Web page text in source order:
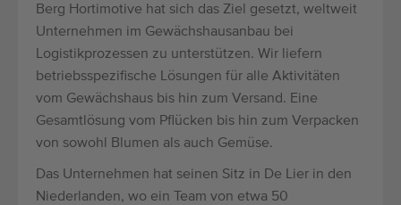
Berg Hortimotive hat sich das Ziel gesetzt, weltweit
Unternehmen im Gewächshausanbau bei
Logistikprozessen zu unterstützen. Wir liefern
betriebsspezifische Lösungen für alle Aktivitäten
vom Gewächshaus bis hin zum Versand. Eine
Gesamtlösung vom Pflücken bis hin zum Verpacken
von sowohl Blumen als auch Gemüse.
Das Unternehmen hat seinen Sitz in De Lier in den
Niederlanden, wo ein Team von etwa 50